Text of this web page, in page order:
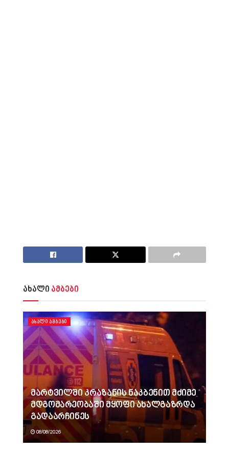
ახალი ამბები
ᲐᲮᲐᲚᲘ ᲐᲛᲑᲔᲑᲘ
მარტვილში კრაზანის ნაკბენით მძიმე
მდგომარეობაში მყოფი ახალგაზრდა
გადაარჩინეს
08/08/2026